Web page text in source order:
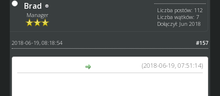
Brad
Manager
Liczba postów: 112
Liczba wątków: 7
Dołączył: Jun 2018
#157
2018-06-19, 08:18:54
(2018-06-19, 07:51:14)